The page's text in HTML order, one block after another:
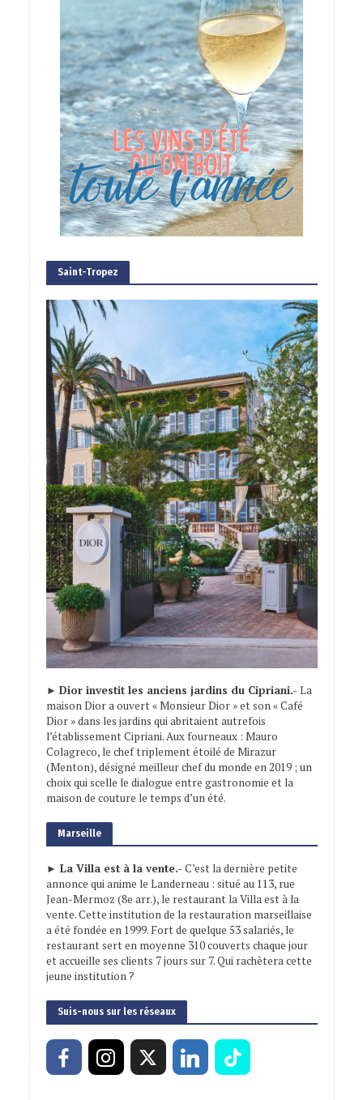
Saint-Tropez
► Dior investit les anciens jardins du Cipriani.- La
maison Dior a ouvert « Monsieur Dior » et son « Café
Dior » dans les jardins qui abritaient autrefois
l’établissement Cipriani. Aux fourneaux : Mauro
Colagreco, le chef triplement étoilé de Mirazur
(Menton), désigné meilleur chef du monde en 2019 ; un
choix qui scelle le dialogue entre gastronomie et la
maison de couture le temps d’un été.
Marseille
► La Villa est à la vente.- C’est la dernière petite
annonce qui anime le Landerneau : situé au 113, rue
Jean-Mermoz (8e arr.), le restaurant la Villa est à la
vente. Cette institution de la restauration marseillaise
a été fondée en 1999. Fort de quelque 53 salariés, le
restaurant sert en moyenne 310 couverts chaque jour
et accueille ses clients 7 jours sur 7. Qui rachètera cette
jeune institution ?
Suis-nous sur les réseaux